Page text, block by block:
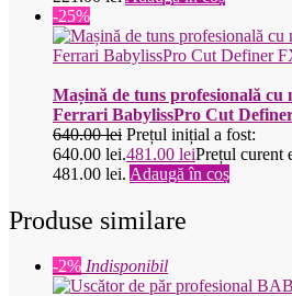
-25%
Mașină de tuns profesională cu
Ferrari BabylissPro Cut
640.00lei Prețul inițial a fost:
640.00 lei.481.00 leiPrețul curent
481.00 lei. Adaugă în coș
Produse similare
-2% Indisponibil